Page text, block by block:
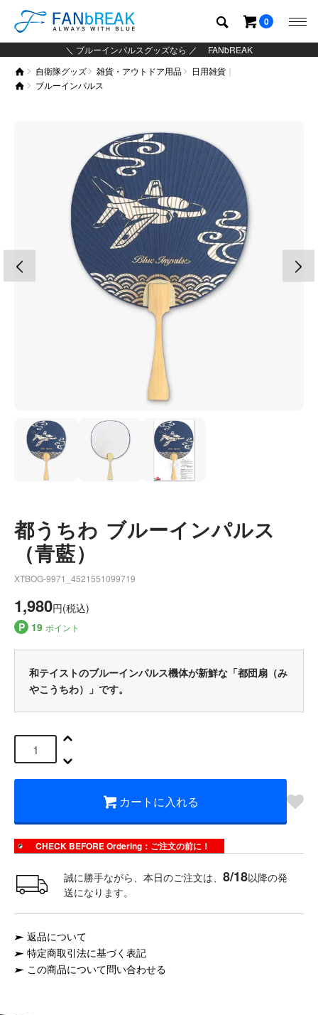
＼ ブルーインパルスグッズなら ／ FANbREAK
0
自衛隊グッズ 雑貨・アウトドア用品
日用雑貨
ブルーインパルス
都うちわ ブルーインパルス
（青藍）
XTBOG-9971_4521551099719
1,980円(税込)
P 19 ポイント
和テイストのブルーインパルス機体が新鮮な「都団扇（み
やこうちわ）」です。
カートに入れる
CHECK BEFORE Ordering：ご注文の前に！
誠に勝手ながら、本日のご注文は、 8/18以降の発
送になります。
返品について
特定商取引法に基づく表記
この商品について問い合わせる